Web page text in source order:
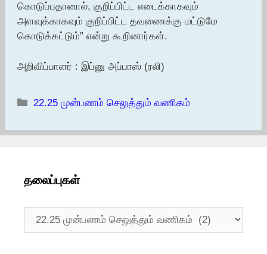
கொடுப்பதானால், குறிப்பிட்ட எடைக்காகவும்
அளவுக்காகவும் குறிப்பிட்ட தவணைக்கு மட்டுமே
கொடுக்கட்டும்” என்று கூறினார்கள்.
அறிவிப்பாளர் : இப்னு அப்பாஸ் (ரலி)
Categories
22.25 முன்பணம் செலுத்தும் வணிகம்
தலைப்புகள்
தலைப்புகள்